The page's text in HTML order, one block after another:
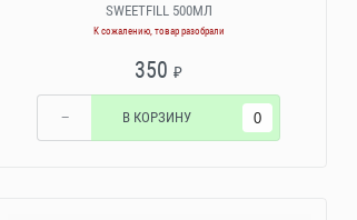
SWEETFILL 500МЛ
К сожалению, товар разобрали
350₽
− В КОРЗИНУ